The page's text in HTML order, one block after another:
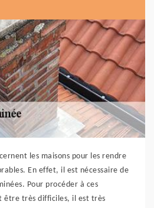
les maisons pour les rendre
En effet, il est nécessaire de
Pour procéder à ces
être très difficiles, il est très